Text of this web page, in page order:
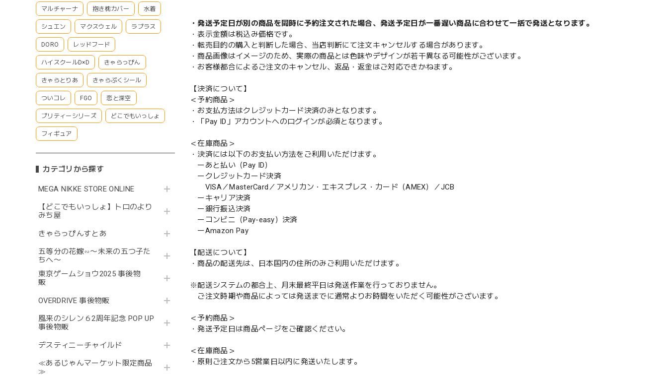
マルチャーナ 抱き枕カバー 水着
シュエン マクスウェル ラプラス
DORO レッドフード
ハイスクールD×D きゃらっぴん
きゃらとりあ きゃらぷくシール
ついコレ FGO 恋と深空
プリティーシリーズ どこでもいっしょ
フィギュア
カテゴリから探す
MEGA NIKKE STORE ONLINE
【どこでもいっしょ】トロのより
みち屋
きゃらっぴんすとあ
五等分の花嫁∽〜未来の五つ子た
ちへ〜
東京ゲームショウ2025 事後物
販
OVERDRIVE 事後物販
風来のシレン６2周年記念 POP UP
事後物販
デスティニーチャイルド
≪あるじゃんマーケット限定商品
≫
・発送予定日が別の商品を同時に予約注文された場合、発送予定日が一番遅い商品に合わせて一括で発送となります。
・表示金額は税込み価格です。
・転売目的の購入と判断した場合、当店判断にて注文キャンセルする場合があります。
・商品画像はイメージのため、実際の商品とは色味やデザインが若干異なる可能性がございます。
・お客様都合によるご注文のキャンセル、返品・返金はご対応できかねます。
【決済について】
＜予約商品＞
・お支払方法はクレジットカード決済のみとなります。
・「Pay ID」アカウントへのログインが必須となります。
＜在庫商品＞
・決済には以下のお支払い方法をご利用いただけます。
ーあと払い（Pay ID）
ークレジットカード決済
VISA／MasterCard／アメリカン・エキスプレス・カード（AMEX）／JCB
ーキャリア決済
ー銀行振込決済
ーコンビニ（Pay-easy）決済
ーAmazon Pay
【配送について】
・商品の配送先は、日本国内の住所のみご利用いただけます。
※配送システムの都合上、月末最終平日は発送作業を行っておりません。
ご注文時期や商品によっては発送までに通常よりお時間をいただく可能性がございます。
＜予約商品＞
・発送予定日は商品ページをご確認ください。
＜在庫商品＞
・原則ご注文から5営業日以内に発送いたします。